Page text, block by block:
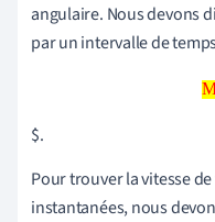
angulaire. Nous devons
par un intervalle de
$.
Pour trouver la vitesse
instantanées, nous